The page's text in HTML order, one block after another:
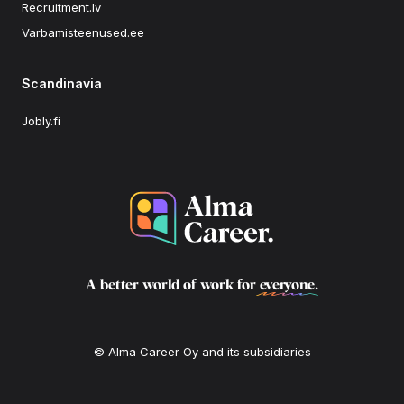
Recruitment.lv
Varbamisteenused.ee
Scandinavia
Jobly.fi
A better world of work for everyone.
© Alma Career Oy and its subsidiaries